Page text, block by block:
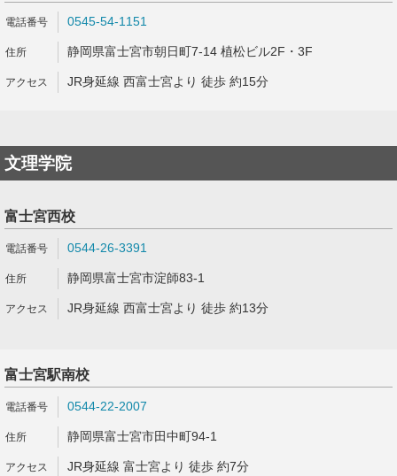
0545-54-1151
静岡県富士宮市朝日町7-14 植松ビル2F・3F
JR身延線 西富士宮より 徒歩 約15分
文理学院
富士宮西校
0544-26-3391
静岡県富士宮市淀師83-1
JR身延線 西富士宮より 徒歩 約13分
富士宮駅南校
0544-22-2007
静岡県富士宮市田中町94-1
JR身延線 富士宮より 徒歩 約7分